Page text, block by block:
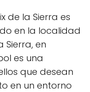
de la Sierra es
en la localidad
Sierra, en
es una
que desean
en un entorno